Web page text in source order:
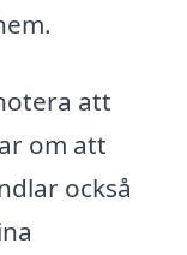
att
om att
också